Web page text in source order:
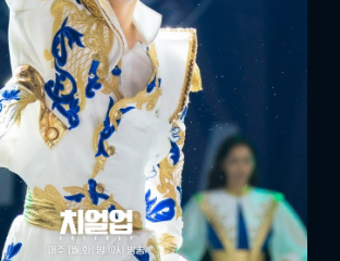
x
ĐĂNG NHẬP